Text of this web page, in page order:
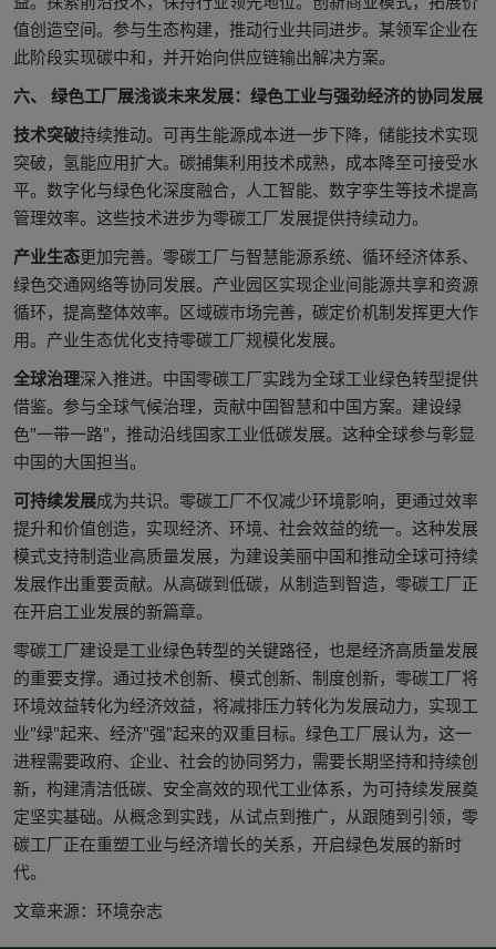
值创造空间。参与生态构建，推动行业共同进步。某领军企业在
此阶段实现碳中和，并开始向供应链输出解决方案。
六、 绿色工厂展浅谈未来发展：绿色工业与强劲经济的协同发展
技术突破持续推动。可再生能源成本进一步下降，储能技术实现
突破，氢能应用扩大。碳捕集利用技术成熟，成本降至可接受水
平。数字化与绿色化深度融合，人工智能、数字孪生等技术提高
管理效率。这些技术进步为零碳工厂发展提供持续动力。
产业生态更加完善。零碳工厂与智慧能源系统、循环经济体系、
绿色交通网络等协同发展。产业园区实现企业间能源共享和资源
循环，提高整体效率。区域碳市场完善，碳定价机制发挥更大作
用。产业生态优化支持零碳工厂规模化发展。
全球治理深入推进。中国零碳工厂实践为全球工业绿色转型提供
借鉴。参与全球气候治理，贡献中国智慧和中国方案。建设绿
色"一带一路"，推动沿线国家工业低碳发展。这种全球参与彰显
中国的大国担当。
可持续发展成为共识。零碳工厂不仅减少环境影响，更通过效率
提升和价值创造，实现经济、环境、社会效益的统一。这种发展
模式支持制造业高质量发展，为建设美丽中国和推动全球可持续
发展作出重要贡献。从高碳到低碳，从制造到智造，零碳工厂正
在开启工业发展的新篇章。
零碳工厂建设是工业绿色转型的关键路径，也是经济高质量发展
的重要支撑。通过技术创新、模式创新、制度创新，零碳工厂将
环境效益转化为经济效益，将减排压力转化为发展动力，实现工
业"绿"起来、经济"强"起来的双重目标。绿色工厂展认为，这一
进程需要政府、企业、社会的协同努力，需要长期坚持和持续创
新，构建清洁低碳、安全高效的现代工业体系，为可持续发展奠
定坚实基础。从概念到实践，从试点到推广，从跟随到引领，零
碳工厂正在重塑工业与经济增长的关系，开启绿色发展的新时
代。
文章来源：环境杂志